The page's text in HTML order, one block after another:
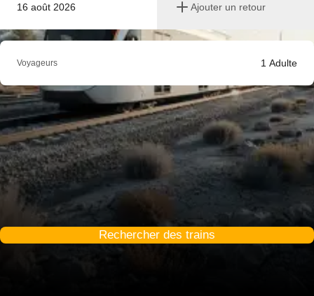
16 août 2026 Ajouter un retour
Voyageurs 1 Adulte
Rechercher des trains